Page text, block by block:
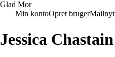
Glad Mor
Min kontoOpret brugerMailnyt
Jessica Chastain